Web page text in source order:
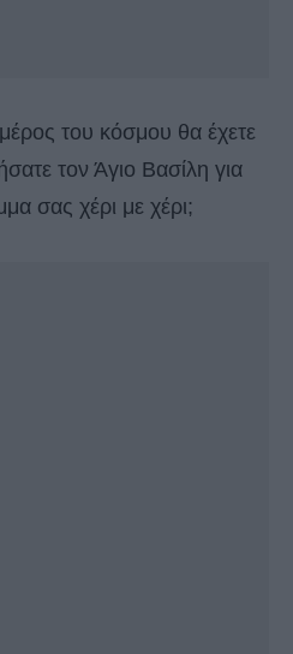
του κόσμου θα έχετε
τον Άγιο Βασίλη για
σας χέρι με χέρι;